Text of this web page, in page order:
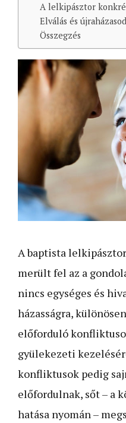
A lelkipásztor
Elválás és
Összegzés
A baptista
merült fel az a
nincs egységes és
házasságra,
előforduló
gyülekezeti
konfliktusok pedig
előfordulnak, sőt – a
hatása nyomán –